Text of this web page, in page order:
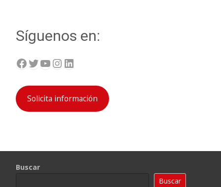
Síguenos en:
Facebook Twitter YouTube InstagramLinkedIn
Solicita información
Buscar
Buscar